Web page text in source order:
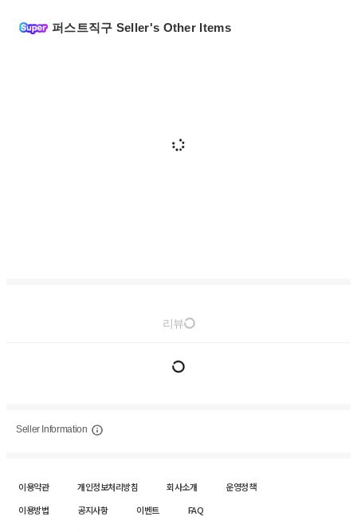
퍼스트직구 Seller's Other Items
리뷰
Seller Information
이용약관 개인정보처리방침 회사소개
운영정책
이용방법
공지사항 이벤트 FAQ